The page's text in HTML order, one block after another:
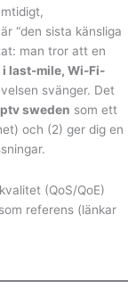
“den sista känsliga
man tror att en
last-mile, Wi-Fi-
svänger. Det
sweden som ett
och (2) ger dig en
(QoS/QoE)
referens (länkar